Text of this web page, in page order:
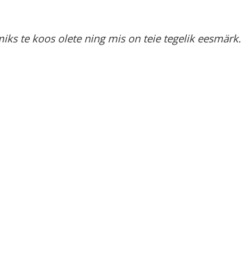
te koos olete ning mis on teie tegelik eesmärk.